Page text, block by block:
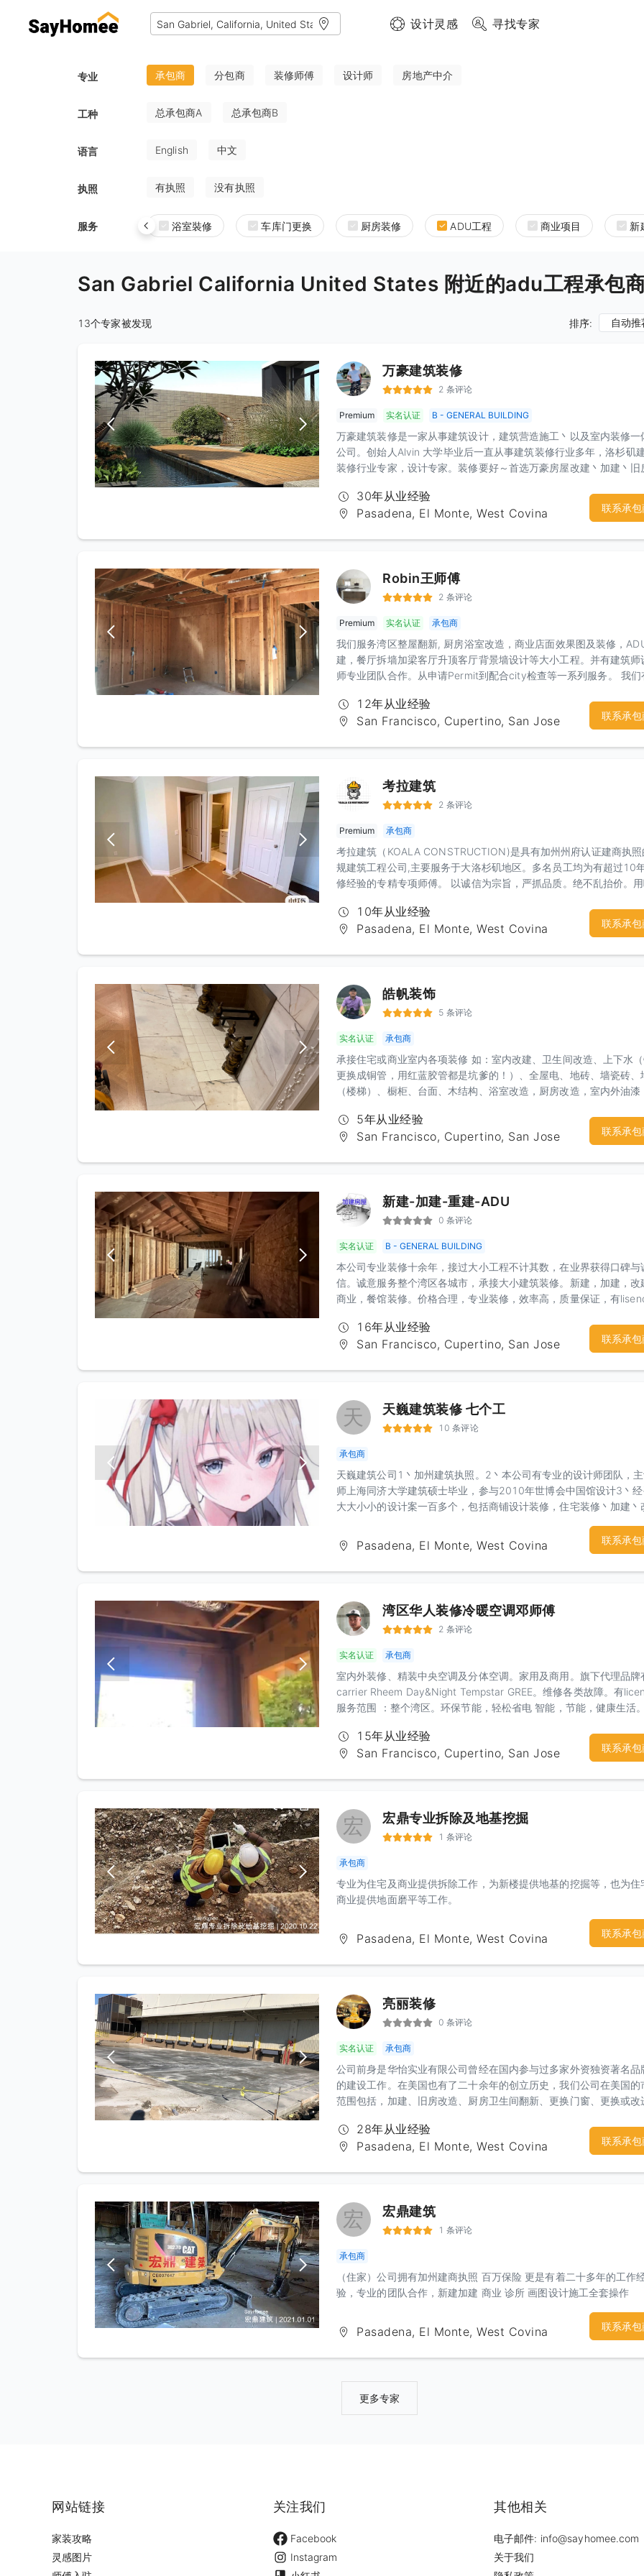
设计灵感 寻找专家
专业 承包商 分包商 装修师傅 设计师 房地产中介
工种 总承包商A 总承包商B
语言 English 中文
执照 有执照 没有执照
服务 浴室裝修 车库门更换 厨房装修 ADU工程 商业项目 新
San Gabriel California United States 附近的adu工程承包
13个专家被发现 排序: 自动推
万豪建筑装修
2 条评论
Premium 实名认证 B - GENERAL BUILDING
万豪建筑装修是一家从事建筑设计，建筑营造施工丶以及室内装修一
公司。创始人Alvin 大学毕业后一直从事建筑装修行业多年，洛杉矶
装修行业专家，设计专家。装修要好～首选万豪房屋改建丶加建丶旧
地，围墙，园艺绿化,各种家具丶电器安装申请报批Permit，加州执照
License施工师傅素质高 工地现场干净整洁 质优价廉 电话：
30年从业经验
Pasadena, El Monte, West Covina
联系承包
Robin王师傅
2 条评论
Premium 实名认证 承包商
我们服务湾区整屋翻新, 厨房浴室改造，商业店面效果图及装修，
建，餐厅拆墙加梁客厅升顶客厅背景墙设计等大小工程。并有建筑师
师专业团队合作。从申请Permit到配合city检查等一系列服务。 我们
意的合作12年从业经验
San Francisco, Cupertino, San Jose
联系承包
考拉建筑
2 条评论
Premium 承包商
考拉建筑（KOALA CONSTRUCTION)是具有加州州府认证建商执照
规建筑工程公司,主要服务于大洛杉矶地区。多名员工均为有超过10
修经验的专精专项师傅。 以诚信为宗旨，严抓品质。绝不乱抬价。
居家装修装潢设计施工,大小工程新建/ADU 全面施工工程/室内改建工
设计和翻修工程。并提供总体的全面性一年保固免费维修。 同时如果
讯息或扫描下方二维码微信留言谘询，我们将尽快和您联系，谢谢您
心！） 邮箱： koalaconstructionca@yahoo.com
10年从业经验
Pasadena, El Monte, West Covina
联系承包
皓帆装饰
5 条评论
实名认证 承包商
承接住宅或商业室内各项装修 如：室内改建、卫生间改造、上下水
更换成铜管，用红蓝胶管都是坑爹的！）、全屋电、地砖、墙瓷砖、
（楼梯）、橱柜、台面、木结构、浴室改造，厨房改造，室内外油漆
墙、水泥地，更换门窗，大修小补！匠人精神，精品工艺，给你舒心
体验！期待您诚意的联系：杨先生 电话：3133499969微信：
5年从业经验
San Francisco, Cupertino, San Jose
联系承包
新建-加建-重建-ADU
0 条评论
实名认证 B - GENERAL BUILDING
本公司专业装修十余年，接过大小工程不计其数，在业界获得口碑与
信。诚意服务整个湾区各城市，承接大小建筑装修。新建，加建，改
商业，餐馆装修。价格合理，专业装修，效率高，质量保证，有
改建。16年从业经验
San Francisco, Cupertino, San Jose
联系承包
天 天巍建筑装修 七个工
10 条评论
承包商
天巍建筑公司1丶加州建筑执照。2丶本公司有专业的设计师团队，
师上海同济大学建筑硕士毕业，参与2010年世博会中国馆设计3丶
大大小小的设计案一百多个，包括商铺设计装修，住宅装修丶加建丶
糕店，奶茶店，餐馆，各种零售店等商铺的丰富的设计施工经验5丶
的图纸设计和现场施工经验，熟知不同城市的city hall的要求完全可
据现场情况，作出最适合业主和符合城市要求的设计。6.我们承诺签
分工，多年加州本土施工经验。8.我们有30年教学经验的老师教授建
照课程和电脑绘图autoCAD丶3DMax课程。联系人 ： Carolyn电话
:6264000736wechat: notrace520公司网址：
http://www.bigbc.us/author/topway/?
Pasadena, El Monte, West Covina 联系承包
湾区华人装修冷暖空调邓师傅
2 条评论
实名认证 承包商
室内外装修、精装中央空调及分体空调。家用及商用。旗下代理品牌
carrier Rheem Day&Night Tempstar GREE。维修各类故障。有
服务范围 ：整个湾区。环保节能，轻松省电 智能，节能，健康生活。
15年从业经验
San Francisco, Cupertino, San Jose
联系承包
宏 宏鼎专业拆除及地基挖掘
1 条评论
承包商
专业为住宅及商业提供拆除工作，为新楼提供地基的挖掘等，也为住
商业提供地面磨平等工作。
Pasadena, El Monte, West Covina 联系承包
亮丽装修
0 条评论
实名认证 承包商
公司前身是华怡实业有限公司曾经在国内参与过多家外资独资著名品
的建设工作。在美国也有了二十余年的创立历史，我们公司在美国的
范围包括，加建、旧房改造、厨房卫生间翻新、更换门窗、更换或改
打水泥地、自动喷水等…
28年从业经验
Pasadena, El Monte, West Covina
联系承包
宏 宏鼎建筑
1 条评论
承包商
（住家）公司拥有加州建商执照 百万保险 更是有着二十多年的工作
验，专业的团队合作，新建加建 商业 诊所 画图设计施工全套操作
Pasadena, El Monte, West Covina 联系承包
更多专家
网站链接
家装攻略
灵感图片
关注我们
Facebook
Instagram
其他相关
电子邮件: info@sayhomee.com
关于我们